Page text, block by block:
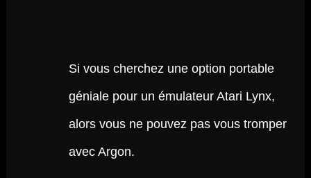
Si vous cherchez une option portable
géniale pour un émulateur Atari Lynx,
alors vous ne pouvez pas vous tromper
avec Argon.